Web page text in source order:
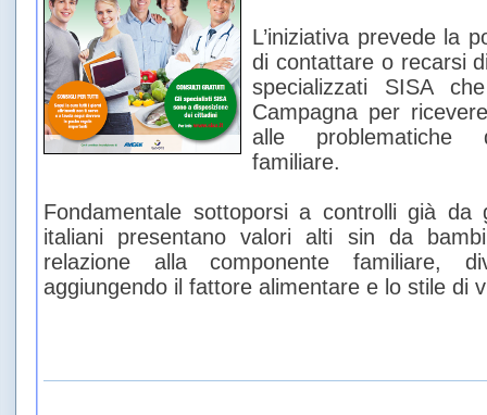
L’iniziativa prevede la
di contattare o recarsi
specializzati SISA
Campagna per
alle problematiche
familiare.
Fondamentale sottoporsi a controlli già da
italiani presentano valori alti sin da
relazione alla componente familiare,
aggiungendo il fattore alimentare e lo stile di